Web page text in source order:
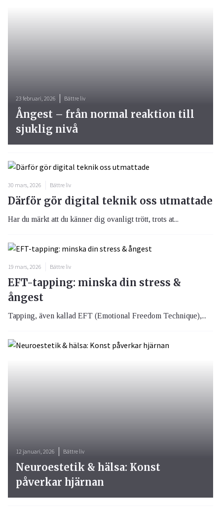
30 mars, 2026 Bättre liv
Därför gör digital teknik oss utmattade
Har du märkt att du känner dig ovanligt trött, trots at...
19 mars, 2026 Bättre liv
EFT-tapping: minska din stress &
ångest
Tapping, även kallad EFT (Emotional Freedom Technique),...
23 februari, 2026 Bättre liv
Ångest – från normal reaktion till
sjuklig nivå
12 januari, 2026 Bättre liv
Neuroestetik & hälsa: Konst
påverkar hjärnan